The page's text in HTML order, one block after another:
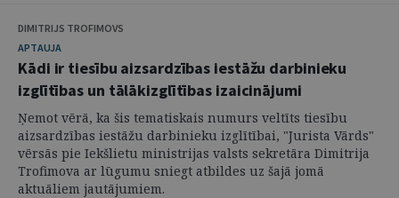
DIMITRIJS TROFIMOVS
APTAUJA
Kādi ir tiesību aizsardzības iestāžu darbinieku
izglītības un tālākizglītības izaicinājumi
Ņemot vērā, ka šis tematiskais numurs veltīts tiesību
aizsardzības iestāžu darbinieku izglītībai, "Jurista Vārds"
vērsās pie Iekšlietu ministrijas valsts sekretāra Dimitrija
Trofimova ar lūgumu sniegt atbildes uz šajā jomā
aktuāliem jautājumiem.